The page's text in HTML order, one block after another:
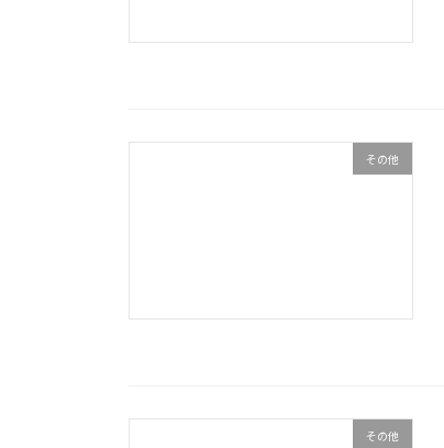
その他
その他